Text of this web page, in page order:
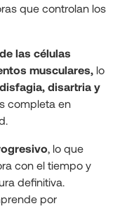
que controlan los
las células
musculares, lo
disartria y
completa en
, lo que
con el tiempo y
definitiva.
por